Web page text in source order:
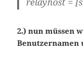
2.) nun müssen
Benutzernamen